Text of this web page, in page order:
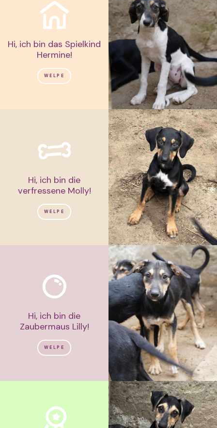
Hi, ich bin das Spielkind
Hermine!
WELPE
Hi, ich bin die
verfressene Molly!
WELPE
Hi, ich bin die
Zaubermaus Lilly!
WELPE